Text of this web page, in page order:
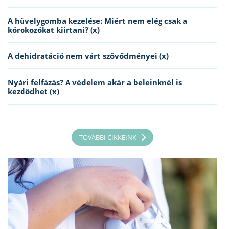
A hüvelygomba kezelése: Miért nem elég csak a
kórokozókat kiirtani? (x)
A dehidratáció nem várt szövődményei (x)
Nyári felfázás? A védelem akár a beleinknél is
kezdődhet (x)
TOVÁBBI CIKKEINK